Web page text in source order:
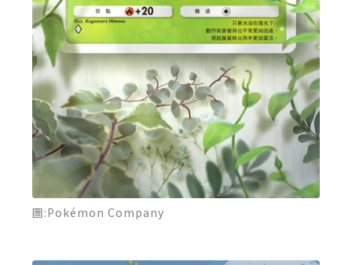
圖:Pokémon Company